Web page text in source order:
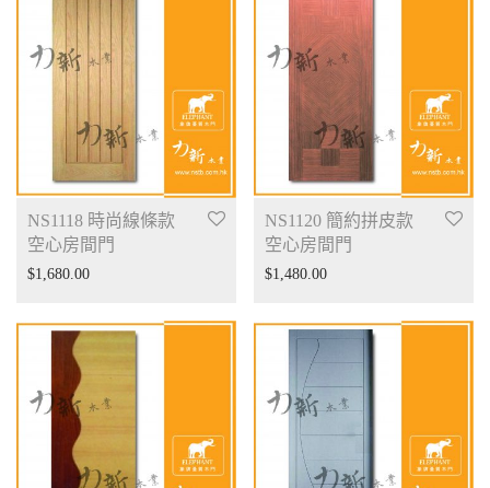
NS1118 時尚線條款
空心房間門
$1,680.00
NS1120 簡約拼皮款
空心房間門
$1,480.00